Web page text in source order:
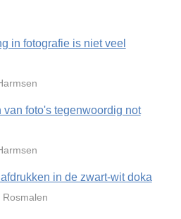
in fotografie is niet veel
van foto's tegenwoordig not
in de zwart-wit doka